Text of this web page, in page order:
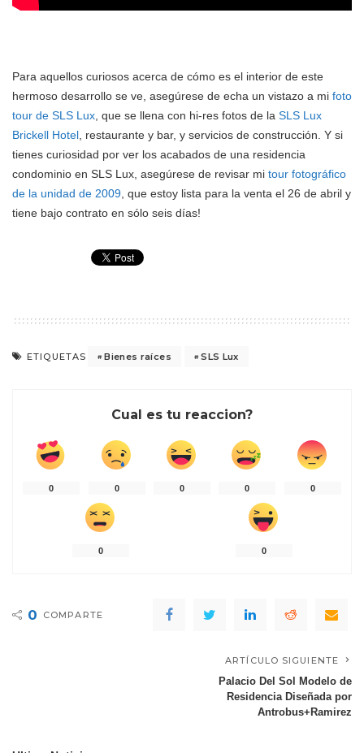
Para aquellos curiosos acerca de cómo es el interior de este
hermoso desarrollo se ve, asegúrese de echa un vistazo a mi foto
tour de SLS Lux , que se llena con hi-res fotos de la SLS Lux
Brickell Hotel , restaurante y bar, y servicios de construcción. Y si
tienes curiosidad por ver los acabados de una residencia
condominio en SLS Lux, asegúrese de revisar mi tour fotográfico
de la unidad de 2009 , que estoy lista para la venta el 26 de abril y
tiene bajo contrato en sólo seis días!
ETIQUETAS Bienes raíces SLS Lux
Cual es tu reaccion?
0 0 0 0 0
0 0
0 COMPARTE
ARTÍCULO SIGUIENTE
Palacio Del Sol Modelo de
Residencia Diseñada por
Antrobus+Ramirez